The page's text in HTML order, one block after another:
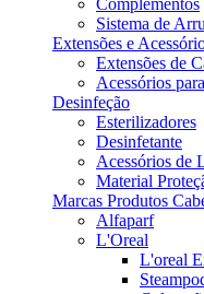
Complementos
Sistema de
Extensões e
Extensões de
Acessórios
Desinfeção
Esterilizadores
Desinfetante
Acessórios de
Material
Marcas Produtos
Alfaparf
L'Oreal
L'oreal